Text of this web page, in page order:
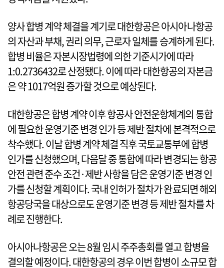
양사 합병 계약 체결을 계기로 대한항공은 아시아나항공
의 자산과 부채, 권리 의무, 근로자 일체를 승계하게 된다.
합병 비율은 자본시장법령에 의한 기준시가에 따라
1:0.2736432로 산정됐다. 이에 따라 대한항공의 자본금
은 약 1017억원 증가할 것으로 예상된다.
대한항공은 합병 계약 이후 항공사 안전운항체계의 통합
에 필요한 운영기준 변경 인가 등 제반 절차에 본격적으로
착수했다. 이날 합병 계약 체결 직후 국토교통부에 합병
인가를 신청했으며, 다음달 중 통합에 따라 변경되는 항공
안전 관련 준수 조건·제반 사항을 담은 운영기준 변경 인
가를 신청할 계획이다. 국내 인허가 절차가 완료되면 해외
항공당국을 대상으로도 운영기준 변경 등 제반 절차를 차
례로 진행한다.
아시아나항공은 오는 8월 임시 주주총회를 열고 합병을
결의할 예정이다. 대한항공의 경우 이번 합병이 소규모 합